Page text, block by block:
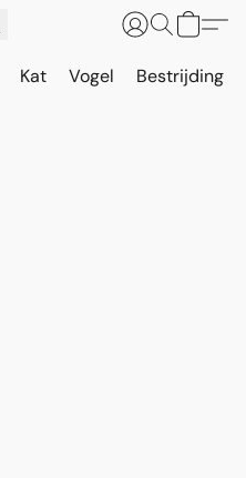
Kat Vogel Bestrijding